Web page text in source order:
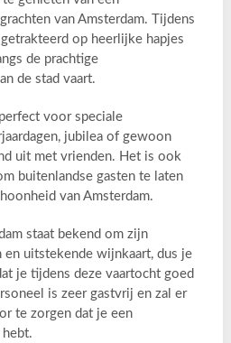
van Amsterdam. Tijdens
op heerlijke hapjes
de prachtige
de stad vaart.
voor speciale
jubilea of gewoon
uit met vrienden. Het is ook
buitenlandse gasten te laten
van Amsterdam.
staat bekend om zijn
en uitstekende wijnkaart, dus je
je tijdens deze vaartocht goed
is zeer gastvrij en zal er
te zorgen dat je een